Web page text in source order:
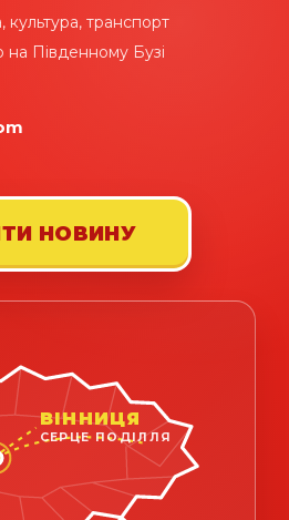
транспорт
на Південному Бузі
НОВИНУ
ВІННИЦЯ
СЕРЦЕ ПОДІЛЛЯ